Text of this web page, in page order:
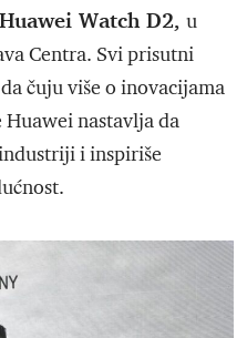
Watch D2, u
Centra. Svi prisutni
čuju više o inovacijama
nastavlja da
i inspiriše